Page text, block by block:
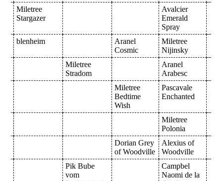
Miletree
Stargazer
Avalcier
Emerald
Spray
blenheim
Aranel
Cosmic
Miletree
Nijinsky
Miletree
Stradom
Aranel
Arabesc
Miletree
Bedtime
Wish
Pascavale
Enchanted
Miletree
Polonia
Dorian Grey
of Woodville
Alexius of
Woodville
Pik Bube
vom
Campbel
Naomi de la